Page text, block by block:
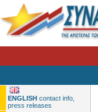
ENGLISH contact info,
press releases